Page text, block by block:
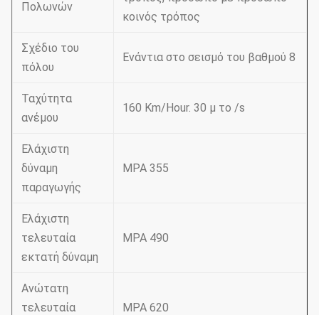
Πολωνών
κοινός τρόπος
Σχέδιο του
πόλου
Ενάντια στο σεισμό του βαθμού 8
Ταχύτητα
ανέμου
160 Km/Hour. 30 μ το /s
Ελάχιστη
δύναμη
παραγωγής
MPA 355
Ελάχιστη
τελευταία
εκτατή δύναμη
MPA 490
Ανώτατη
τελευταία
MPA 620